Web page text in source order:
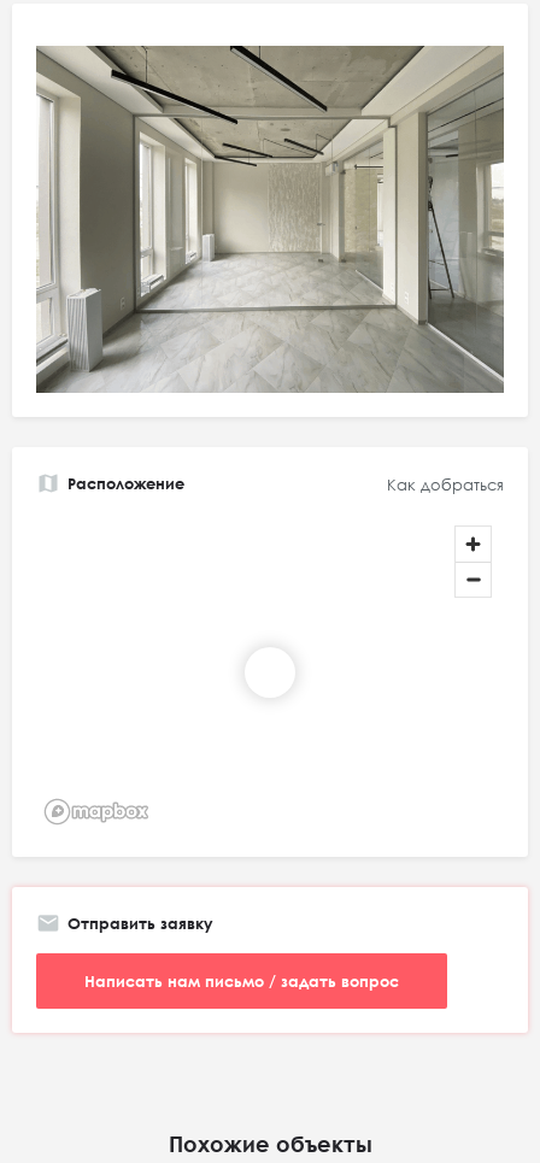
Расположение Как добраться
Отправить заявку
Написать нам письмо / задать вопрос
Похожие объекты